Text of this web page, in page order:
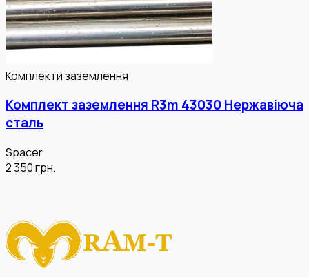
Комплекти заземлення
Комплект заземлення R3m 43030 Нержавіюча
сталь
Spacer
2 350грн.